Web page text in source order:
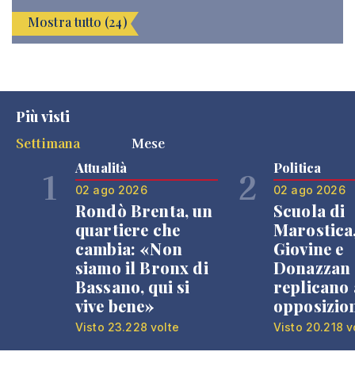
Mostra tutto (24)
Più visti
Settimana
Mese
1 Attualità
02 ago 2026
Rondò Brenta, un
quartiere che
cambia: «Non
siamo il Bronx di
Bassano, qui si
vive bene»
Visto 23.228 volte
2 Politica
02 ago 2026
Scuola di
Giovine e
Donazzan
replicano
Visto 20.218